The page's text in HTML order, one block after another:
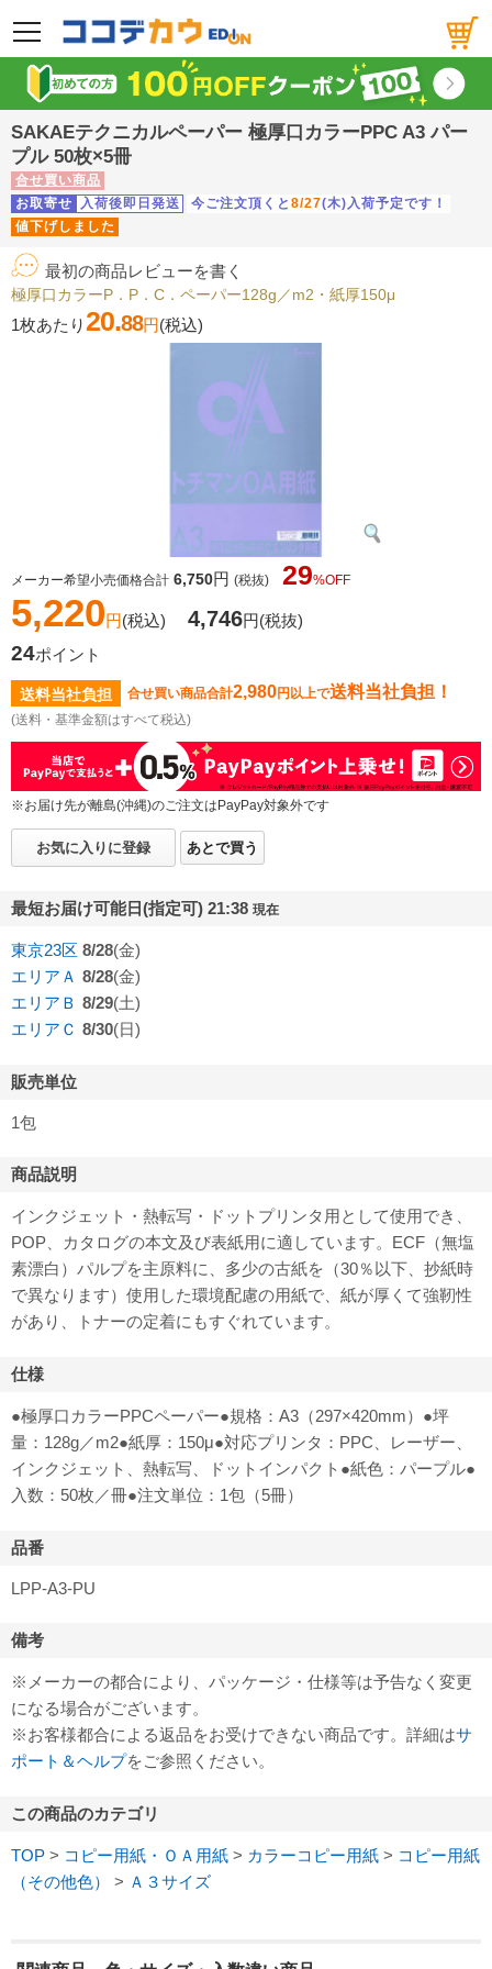
メニュー
SAKAEテクニカルペーパー 極厚口カラーPPC A3 パー
プル 50枚×5冊
合せ買い商品
お取寄せ
入荷後即日発送 今ご注文頂くと 8/27(木)入荷予定です！
値下げしました
最初の商品レビューを書く
極厚口カラーP．P．C．ペーパー128g／m2・紙厚150μ
1枚あたり20.88円(税込)
メーカー希望小売価格合計 6,750円 (税抜) 29%OFF
5,220円(税込) 4,746円(税抜)
24ポイント
送料当社負担 合せ買い商品合計2,980円以上で送料当社負担！
(送料・基準金額はすべて税込)
※お届け先が離島(沖縄)のご注文はPayPay対象外です
お気に入りに登録 あとで買う
最短お届け可能日(指定可) 21:38 現在
東京23区 8/28(金)
エリアＡ 8/28(金)
エリアＢ 8/29(土)
エリアＣ 8/30(日)
販売単位
1包
商品説明
インクジェット・熱転写・ドットプリンタ用として使用でき、
POP、カタログの本文及び表紙用に適しています。ECF（無塩
素漂白）パルプを主原料に、多少の古紙を（30％以下、抄紙時
で異なります）使用した環境配慮の用紙で、紙が厚くて強靭性
があり、トナーの定着にもすぐれています。
仕様
●極厚口カラーPPCペーパー●規格：A3（297×420mm）●坪
量：128g／m2●紙厚：150μ●対応プリンタ：PPC、レーザー、
インクジェット、熱転写、ドットインパクト●紙色：パープル●
入数：50枚／冊●注文単位：1包（5冊）
品番
LPP-A3-PU
備考
※メーカーの都合により、パッケージ・仕様等は予告なく変更
になる場合がございます。
※お客様都合による返品をお受けできない商品です。詳細はサ
ポート＆ヘルプをご参照ください。
この商品のカテゴリ
TOP > コピー用紙・ＯＡ用紙 > カラーコピー用紙 > コピー用紙
（その他色）
> Ａ３サイズ